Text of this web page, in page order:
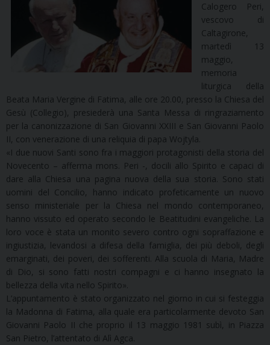
Calogero Peri,
vescovo di
Caltagirone,
martedì 13
maggio,
memoria
liturgica della
Beata Maria Vergine di Fatima, alle ore 20.00, presso la Chiesa del
Gesù (Collegio), presiederà una Santa Messa di ringraziamento
per la canonizzazione di San Giovanni XXIII e San Giovanni Paolo
II, con venerazione di una reliquia di papa Wojtyla.
«I due nuovi Santi sono fra i maggiori protagonisti della storia del
Novecento – afferma mons. Peri -, docili allo Spirito e capaci di
dare alla Chiesa una pagina nuova della sua storia. Sono stati
uomini del Concilio, hanno indicato profeticamente un nuovo
senso ministeriale per la Chiesa nel mondo contemporaneo,
hanno vissuto ed operato secondo le Beatitudini evangeliche. La
loro voce è stata un monito severo contro ogni sopraffazione e
ingiustizia, levandosi a difesa della famiglia, dei più deboli, degli
emarginati, dei poveri, dei sofferenti. Alla scuola di Maria, Madre
di Dio, si sono fatti nostri compagni e ci hanno insegnato la
bellezza della vita nello Spirito».
L’appuntamento è stato organizzato nel giorno in cui si festeggia
la Madonna di Fatima, alla quale era particolarmente devoto San
Giovanni Paolo II che proprio il 13 maggio 1981 subì, in Piazza
San Pietro, l’attentato di Alì Agca.